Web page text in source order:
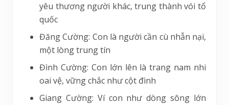
yêu thương người khác, trung thành vói tổ
quốc
Đăng Cường: Con là người cần cù nhẫn nại,
một lòng trung tín
Đình Cường: Con lớn lên là trang nam nhi
oai vệ, vững chắc như cột đình
Giang Cường: Ví con như dòng sông lớn